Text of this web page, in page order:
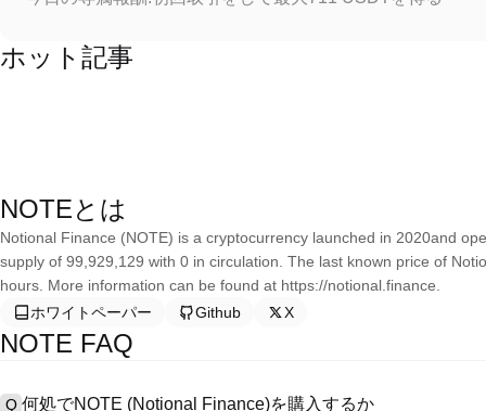
ホット記事
NOTEとは
Notional Finance (NOTE) is a cryptocurrency launched in 2020and
supply of 99,929,129 with 0 in circulation. The last known price of
hours. More information can be found at https://notional.finance.
ホワイトペーパー
Github X
NOTE FAQ
Q 何処でNOTE (Notional Finance)を購入するか